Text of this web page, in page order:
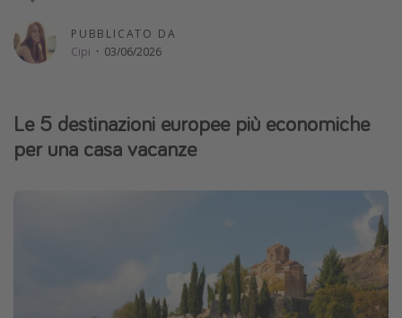
Calendario di viaggio
Festività del 2026
PUBBLICATO DA
Cipi · 03/06/2026
Le 5 destinazioni europee più economiche
per una casa vacanze